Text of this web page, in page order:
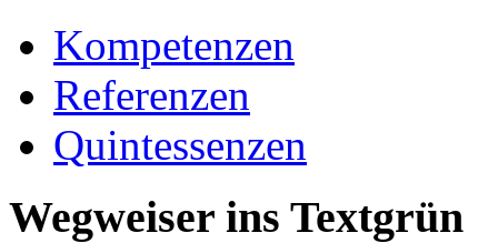
Kompetenzen
Referenzen
Quintessenzen
Wegweiser ins Textgrün